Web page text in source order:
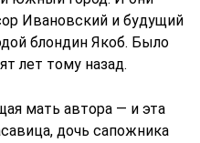
Ивановский и будущий
блондин Якоб. Было
лет тому назад.
мать автора — и эта
дочь сапожника